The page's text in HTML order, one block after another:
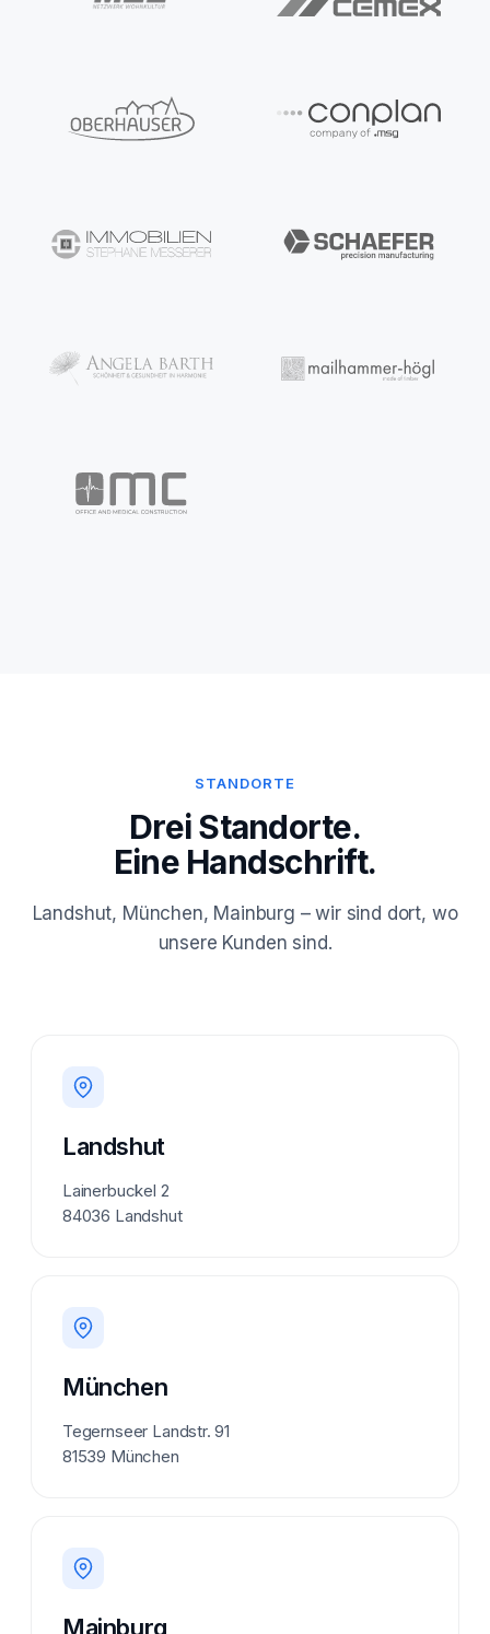
STANDORTE
Drei Standorte.
Eine Handschrift.
Landshut, München, Mainburg – wir sind dort, wo
unsere Kunden sind.
Landshut
Lainerbuckel 2
84036 Landshut
München
Tegernseer Landstr. 91
81539 München
Mainburg